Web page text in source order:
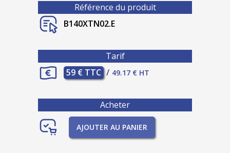
Référence du produit
B140XTN02.E
Tarif
59 € TTC / 49.17 € HT
Acheter
AJOUTER AU PANIER